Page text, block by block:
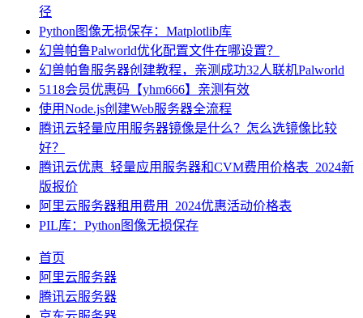
径
Python图像无损保存：Matplotlib库
幻兽帕鲁Palworld优化配置文件在哪设置？
幻兽帕鲁服务器创建教程，亲测成功32人联机Palworld
5118会员优惠码【yhm666】亲测有效
使用Node.js创建Web服务器全流程
腾讯云轻量应用服务器镜像是什么？怎么选镜像比较
好？
腾讯云优惠_轻量应用服务器和CVM费用价格表_2024新
版报价
阿里云服务器租用费用_2024优惠活动价格表
PIL库：Python图像无损保存
首页
阿里云服务器
腾讯云服务器